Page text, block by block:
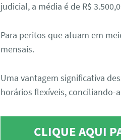
judicial, a média é de R$
Para peritos que atuam em
mensais.
Uma vantagem significativa
horários flexíveis, conciliando-
CLIQUE AQUI